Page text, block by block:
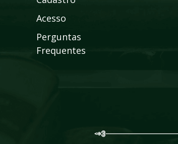
Acesso
Perguntas
Frequentes